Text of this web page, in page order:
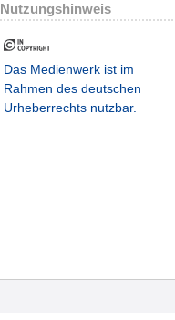
Nutzungshinweis
Das Medienwerk ist im
Rahmen des deutschen
Urheberrechts nutzbar.